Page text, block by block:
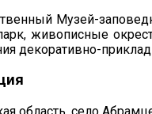
Музей-
живописные
декоративно-